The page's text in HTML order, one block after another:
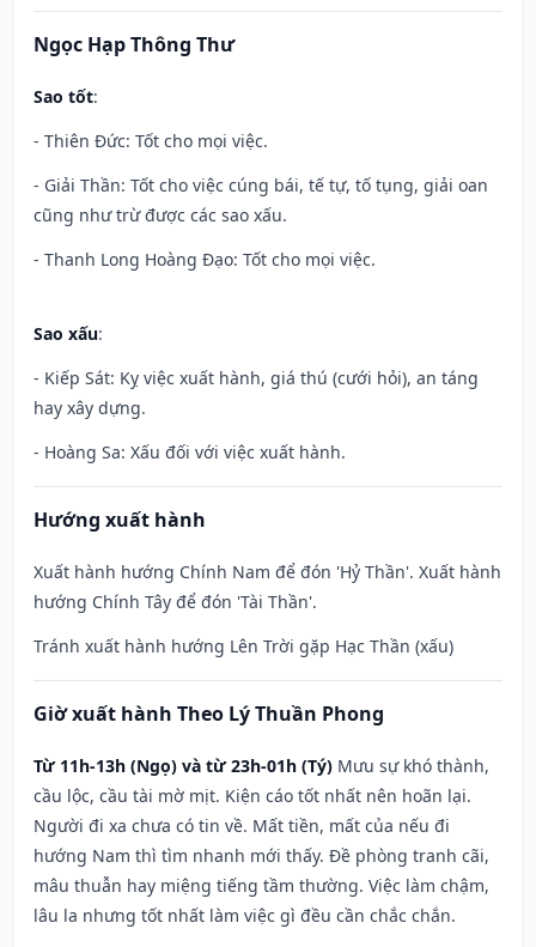
Ngọc Hạp Thông Thư
Sao tốt:
- Thiên Đức: Tốt cho mọi việc.
- Giải Thần: Tốt cho việc cúng bái, tế tự, tố tụng, giải oan
cũng như trừ được các sao xấu.
- Thanh Long Hoàng Đạo: Tốt cho mọi việc.
Sao xấu:
- Kiếp Sát: Kỵ việc xuất hành, giá thú (cưới hỏi), an táng
hay xây dựng.
- Hoàng Sa: Xấu đối với việc xuất hành.
Hướng xuất hành
Xuất hành hướng Chính Nam để đón 'Hỷ Thần'. Xuất hành
hướng Chính Tây để đón 'Tài Thần'.
Tránh xuất hành hướng Lên Trời gặp Hạc Thần (xấu)
Giờ xuất hành Theo Lý Thuần Phong
Từ 11h-13h (Ngọ) và từ 23h-01h (Tý) Mưu sự khó thành,
cầu lộc, cầu tài mờ mịt. Kiện cáo tốt nhất nên hoãn lại.
Người đi xa chưa có tin về. Mất tiền, mất của nếu đi
hướng Nam thì tìm nhanh mới thấy. Đề phòng tranh cãi,
mâu thuẫn hay miệng tiếng tầm thường. Việc làm chậm,
lâu la nhưng tốt nhất làm việc gì đều cần chắc chắn.